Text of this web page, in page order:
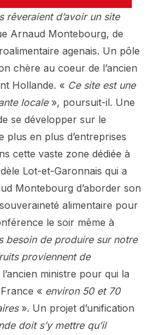
rêveraient d’avoir un site
Arnaud Montebourg, de
agenais. Un pôle
chère au coeur de l’ancien
Hollande. « Ce site est une
locale », poursuit-il. Une
se développer sur le
plus en plus d’entreprises
cette vaste zone dédiée à
Lot-et-Garonnais qui a
Montebourg d’aborder son
alimentaire pour
le soir même à
besoin de produire sur notre
proviennent de
ministre pour qui la
« environ 50 et 70
». Un projet d’unification
doit s’y mettre qu’il